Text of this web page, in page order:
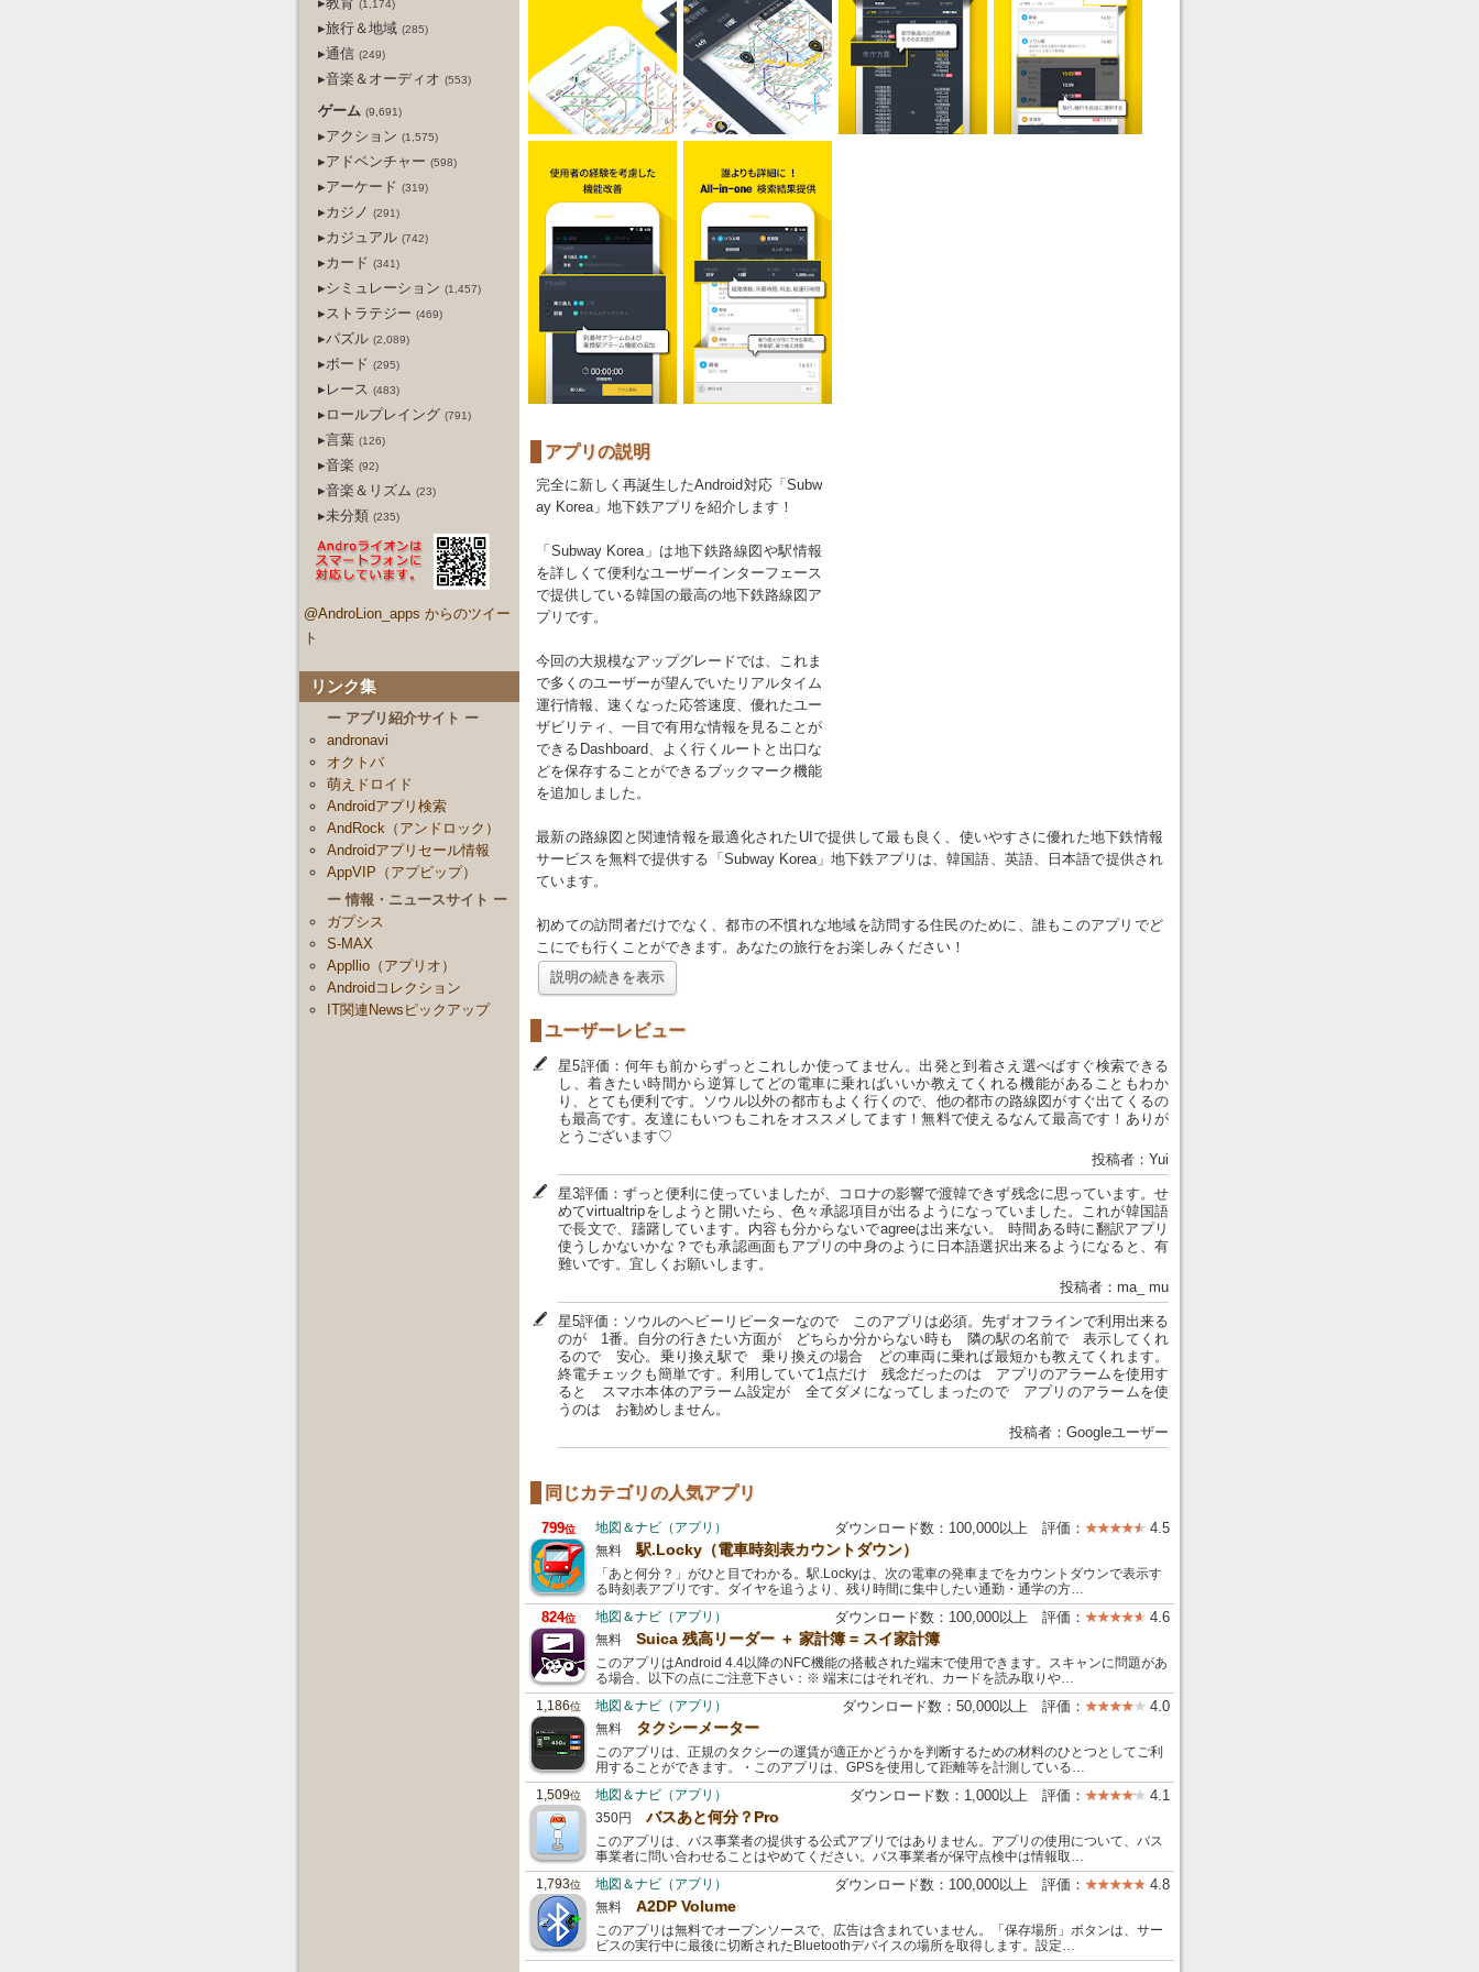
(1,174)
▸旅行＆地域 (285)
▸通信 (249)
▸音楽＆オーディオ (553)
ゲーム (9,691)
▸アクション (1,575)
▸アドベンチャー (598)
▸アーケード (319)
▸カジノ (291)
▸カジュアル (742)
▸カード (341)
▸シミュレーション (1,457)
▸ストラテジー (469)
▸パズル (2,089)
▸ボード (295)
▸レース (483)
▸ロールプレイング (791)
▸言葉 (126)
▸音楽 (92)
▸音楽＆リズム (23)
▸未分類 (235)
@AndroLion_apps からのツイー
ト
リンク集
ー アプリ紹介サイト ー
andronavi
オクトバ
萌えドロイド
Androidアプリ検索
AndRock（アンドロック）
Androidアプリセール情報
AppVIP（アプビップ）
ー 情報・ニュースサイト ー
ガプシス
S-MAX
Appllio（アプリオ）
Androidコレクション
IT関連Newsピックアップ
アプリの説明
完全に新しく再誕生したAndroid対応「Subw
ay Korea」地下鉄アプリを紹介します！
「Subway Korea」は地下鉄路線図や駅情報
を詳しくて便利なユーザーインターフェース
で提供している韓国の最高の地下鉄路線図ア
プリです。
今回の大規模なアップグレードでは、これま
で多くのユーザーが望んでいたリアルタイム
運行情報、速くなった応答速度、優れたユー
ザビリティ、一目で有用な情報を見ることが
できるDashboard、よく行くルートと出口な
どを保存することができるブックマーク機能
を追加しました。
最新の路線図と関連情報を最適化されたUIで提供して最も良く、使いやすさに優れた地下鉄情報
サービスを無料で提供する「Subway Korea」地下鉄アプリは、韓国語、英語、日本語で提供され
ています。
初めての訪問者だけでなく、都市の不慣れな地域を訪問する住民のために、誰もこのアプリでど
こにでも行くことができます。あなたの旅行をお楽しみください！
説明の続きを表示
ユーザーレビュー
星5評価：何年も前からずっとこれしか使ってません。出発と到着さえ選べばすぐ検索できる
し、着きたい時間から逆算してどの電車に乗ればいいか教えてくれる機能があることもわか
り、とても便利です。ソウル以外の都市もよく行くので、他の都市の路線図がすぐ出てくるの
も最高です。友達にもいつもこれをオススメしてます！無料で使えるなんて最高です！ありが
とうございます♡
投稿者：Yui
星3評価：ずっと便利に使っていましたが、コロナの影響で渡韓できず残念に思っています。せ
めてvirtualtripをしようと開いたら、色々承認項目が出るようになっていました。これが韓国語
で長文で、躊躇しています。内容も分からないでagreeは出来ない。 時間ある時に翻訳アプリ
使うしかないかな？でも承認画面もアプリの中身のように日本語選択出来るようになると、有
難いです。宜しくお願いします。
投稿者：ma_ mu
星5評価：ソウルのヘビーリピーターなので このアプリは必須。先ずオフラインで利用出来る
のが 1番。自分の行きたい方面が どちらか分からない時も 隣の駅の名前で 表示してくれ
るので 安心。乗り換え駅で 乗り換えの場合 どの車両に乗れば最短かも教えてくれます。
終電チェックも簡単です。利用していて1点だけ 残念だったのは アプリのアラームを使用す
ると スマホ本体のアラーム設定が 全てダメになってしまったので アプリのアラームを使
うのは お勧めしません。
投稿者：Googleユーザー
同じカテゴリの人気アプリ
799位 地図＆ナビ（アプリ） ダウンロード数：100,000以上 評価： 4.5
無料 駅.Locky（電車時刻表カウントダウン）
「あと何分？」がひと目でわかる。駅.Lockyは、次の電車の発車までをカウントダウンで表示す
る時刻表アプリです。ダイヤを追うより、残り時間に集中したい通勤・通学の方…
824位 地図＆ナビ（アプリ） ダウンロード数：100,000以上 評価： 4.6
無料 Suica 残高リーダー ＋ 家計簿 = スイ家計簿
このアプリはAndroid 4.4以降のNFC機能の搭載された端末で使用できます。スキャンに問題があ
る場合、以下の点にご注意下さい：※ 端末にはそれぞれ、カードを読み取りや…
1,186位 地図＆ナビ（アプリ） ダウンロード数：50,000以上 評価： 4.0
無料 タクシーメーター
このアプリは、正規のタクシーの運賃が適正かどうかを判断するための材料のひとつとしてご利
用することができます。・このアプリは、GPSを使用して距離等を計測している…
1,509位 地図＆ナビ（アプリ） ダウンロード数：1,000以上 評価： 4.1
350円 バスあと何分？Pro
このアプリは、バス事業者の提供する公式アプリではありません。アプリの使用について、バス
事業者に問い合わせることはやめてください。バス事業者が保守点検中は情報取…
1,793位 地図＆ナビ（アプリ） ダウンロード数：100,000以上 評価： 4.8
無料 A2DP Volume
このアプリは無料でオープンソースで、広告は含まれていません。「保存場所」ボタンは、サー
ビスの実行中に最後に切断されたBluetoothデバイスの場所を取得します。設定…